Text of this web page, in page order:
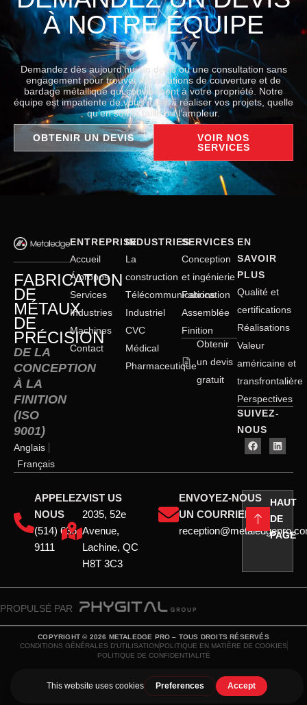
À NOTRE ÉQUIPE
TODAY
Demandez dès aujourd’hui un devis ou une consultation sans
engagement pour trouver les solutions de couverture et de
bardage métallique qui conviennent à votre propriété. Notre
équipe est impatiente de vous aider à réaliser vos projets, quelle
qu’en soit la taille ou l’ampleur.
OBTENIR UN DEVIS
VOIR NOS
SERVICES
FABRICATION
DE
MÉTAUX
DE
PRÉCISION
DE LA
CONCEPTION
À LA
FINITION
(ISO
9001)
Anglais
Français
ENTREPRISE
Accueil
Á propos
Services
Industries
Machines
Contact
INDUSTRIES
La
construction
Télécommunications
Industriel
CVC
Médical
Pharmaceutique
SERVICES
Conception
et ingénierie
Fabrication
Assemblée
Finition
Obtenir
un devis
gratuit
EN
SAVOIR
PLUS
Qualité et
certifications
Réalisations
Valeur
américaine et
transfrontalière
Perspectives
SUIVEZ-
NOUS
APPELEZ-
NOUS
(514) 636-
9111
VIST US
2035, 52e
Avenue,
Lachine, QC
H8T 3C3
ENVOYEZ-NOUS
UN COURRIEL
HAUT
DE
PAGE
PROPULSÉ PAR
COPYRIGHT © 2026 METALEDGE PRO – TOUS DROITS RÉSERVÉS
CONDITIONS GÉNÉRALES D'UTILISATION POLITIQUE EN MATIÈRE DE COOKIES
POLITIQUE DE CONFIDENTIALITÉ